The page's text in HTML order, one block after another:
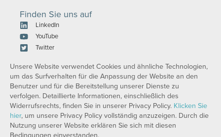
Finden Sie uns auf
LinkedIn
YouTube
Twitter
Unsere Website verwendet Cookies und ähnliche Technologien,
um das Surfverhalten für die Anpassung der Website an den
Benutzer und für die Bereitstellung unserer Dienste zu
verfolgen. Detaillierte Informationen, einschließlich des
Widerrufsrechts, finden Sie in unserer Privacy Policy. Klicken Sie
hier, um unsere Privacy Policy vollständig anzuzeigen. Durch die
Nutzung unserer Website erklären Sie sich mit diesen
Bedingungen einverstanden.